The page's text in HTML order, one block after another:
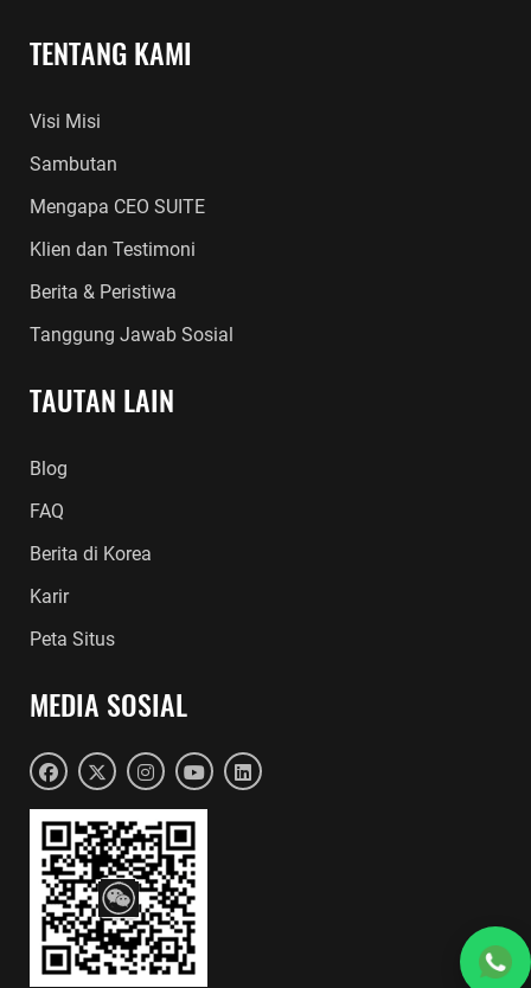
TENTANG KAMI
Visi Misi
Sambutan
Mengapa CEO SUITE
Klien dan Testimoni
Berita & Peristiwa
Tanggung Jawab Sosial
TAUTAN LAIN
Blog
FAQ
Berita di Korea
Karir
Peta Situs
MEDIA SOSIAL